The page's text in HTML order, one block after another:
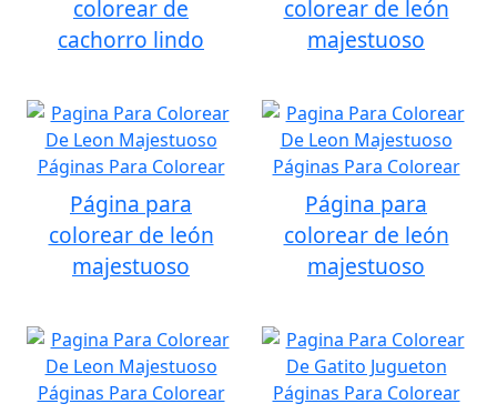
colorear de
cachorro lindo
colorear de león
majestuoso
Página para
colorear de león
majestuoso
Página para
colorear de león
majestuoso